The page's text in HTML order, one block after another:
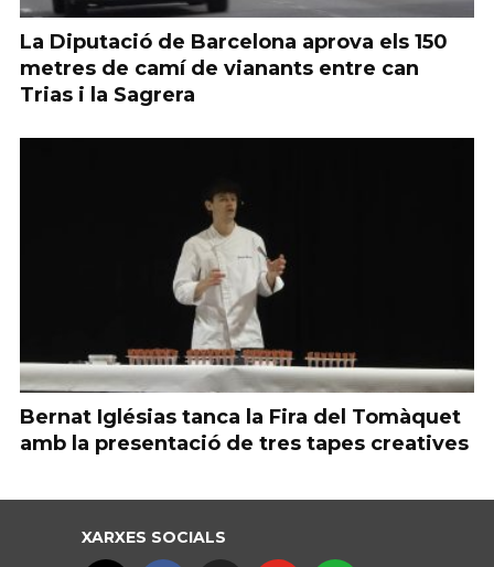
La Diputació de Barcelona aprova els 150
metres de camí de vianants entre can
Trias i la Sagrera
Bernat Iglésias tanca la Fira del Tomàquet
amb la presentació de tres tapes creatives
XARXES SOCIALS